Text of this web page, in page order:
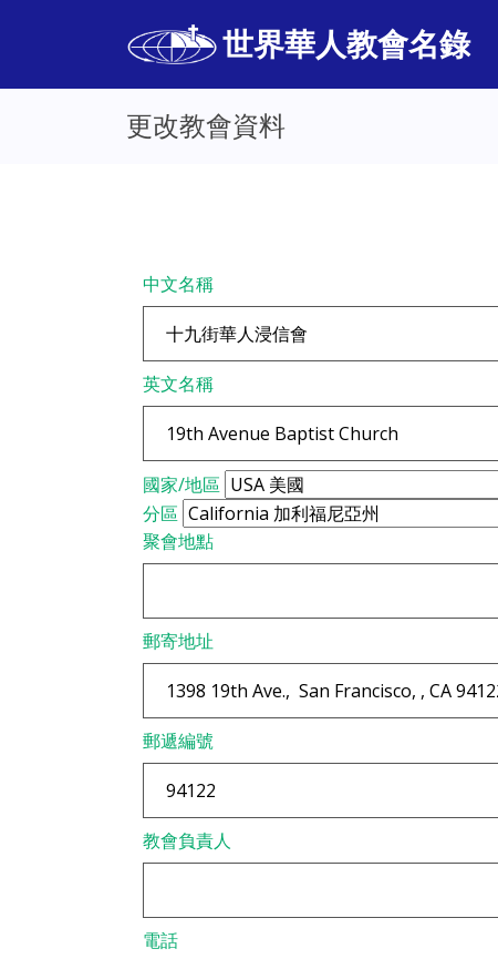
世界華人教會名錄
更改教會資料
中文名稱
英文名稱
國家/地區
分區
聚會地點
郵寄地址
郵遞編號
教會負責人
電話